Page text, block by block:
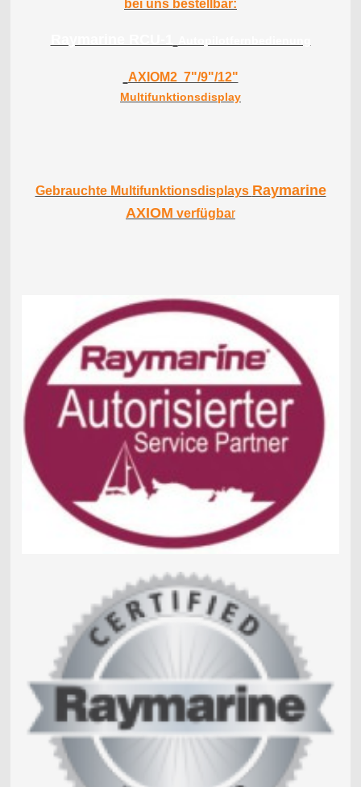
bei uns bestellbar:
AXIOM2 7"/9"/12"
Multifunktionsdisplay
Gebrauchte Multifunktionsdisplays Raymarine
AXIOM verfügbar